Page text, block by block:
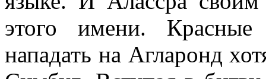
этого имени.
нападать на Агларонд